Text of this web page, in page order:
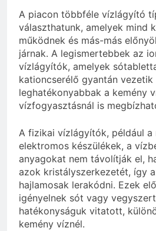
A piacon többféle vízlágyító
választhatunk, amelyek mind
működnek és más-más
járnak. A legismertebbek az
vízlágyítók, amelyek
kationcserélő gyantán
leghatékonyabbak a kemény
vízfogyasztásnál is
A fizikai vízlágyítók, például a
elektromos készülékek, a
anyagokat nem távolítják el,
azok kristályszerkezetét, így
hajlamosak lerakódni. Ezek
igényelnek sót vagy
hatékonyságuk vitatott,
kemény víznél.